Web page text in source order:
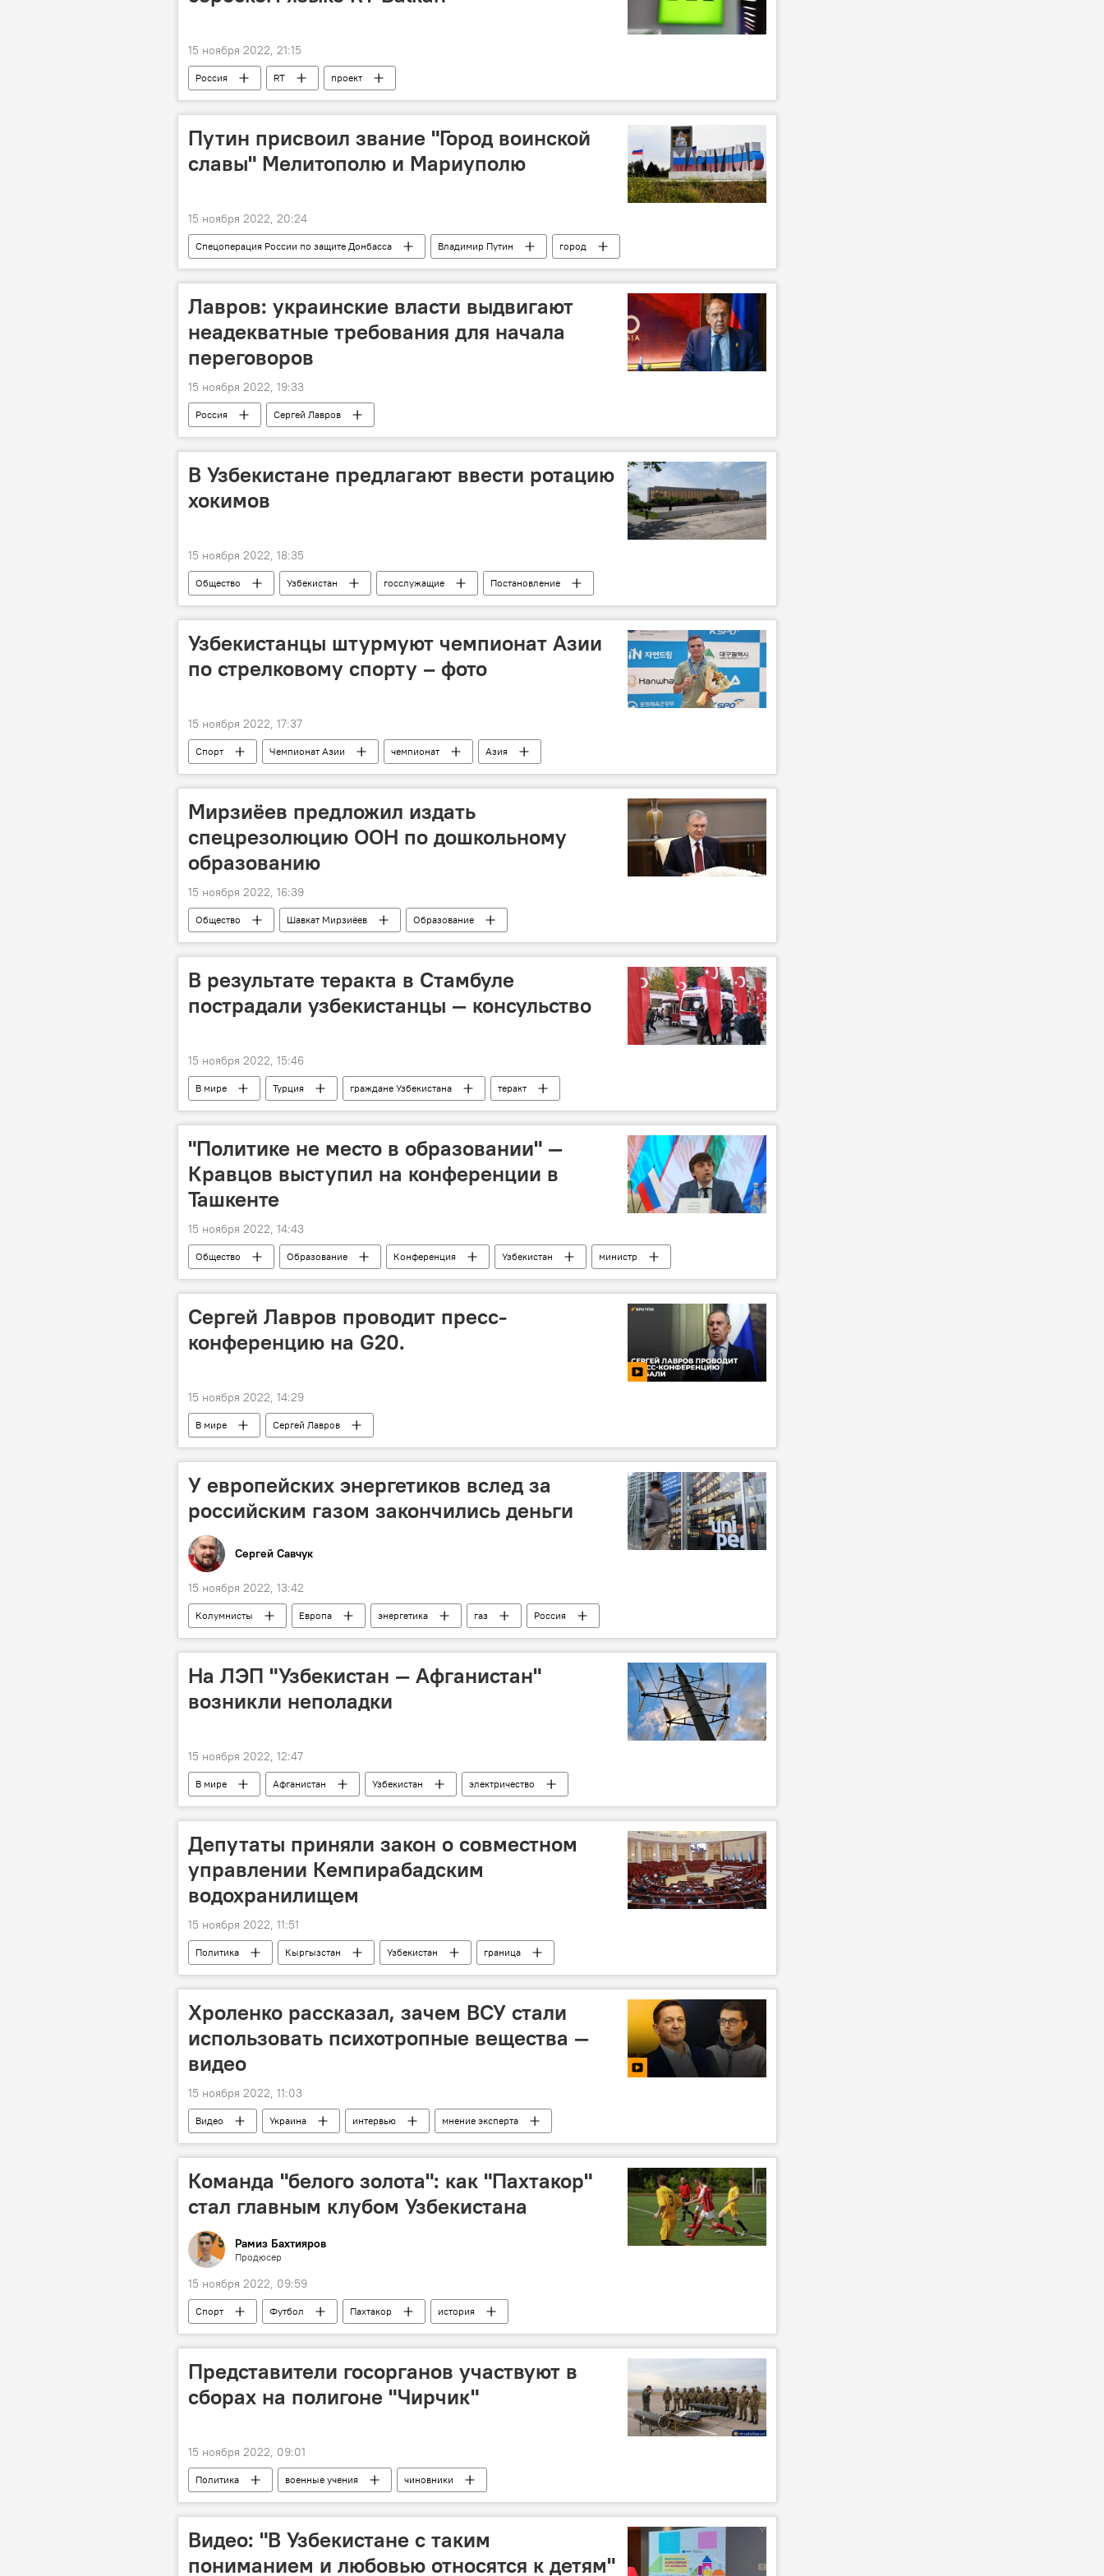
15 ноября 2022, 21:15
Россия RT проект
Путин присвоил звание "Город воинской
славы" Мелитополю и Мариуполю
15 ноября 2022, 20:24
Спецоперация России по защите Донбасса Владимир Путин город
Лавров: украинские власти выдвигают
неадекватные требования для начала
переговоров
15 ноября 2022, 19:33
Россия Сергей Лавров
В Узбекистане предлагают ввести ротацию
хокимов
15 ноября 2022, 18:35
Общество Узбекистан госслужащие Постановление
Узбекистанцы штурмуют чемпионат Азии
по стрелковому спорту – фото
15 ноября 2022, 17:37
Спорт Чемпионат Азии чемпионат Азия
Мирзиёев предложил издать
спецрезолюцию ООН по дошкольному
образованию
15 ноября 2022, 16:39
Общество Шавкат Мирзиёев Образование
В результате теракта в Стамбуле
пострадали узбекистанцы — консульство
15 ноября 2022, 15:46
В мире Турция граждане Узбекистана теракт
"Политике не место в образовании" —
Кравцов выступил на конференции в
Ташкенте
15 ноября 2022, 14:43
Общество Образование Конференция Узбекистан
министр
Россия
Сергей Лавров проводит пресс-
конференцию на G20.
15 ноября 2022, 14:29
В мире Сергей Лавров
У европейских энергетиков вслед за
российским газом закончились деньги
Сергей Савчук
15 ноября 2022, 13:42
Колумнисты Европа энергетика газ Россия
На ЛЭП "Узбекистан — Афганистан"
возникли неполадки
15 ноября 2022, 12:47
В мире Афганистан Узбекистан электричество
Депутаты приняли закон о совместном
управлении Кемпирабадским
водохранилищем
15 ноября 2022, 11:51
Политика Кыргызстан Узбекистан граница
Хроленко рассказал, зачем ВСУ стали
использовать психотропные вещества —
видео
15 ноября 2022, 11:03
Видео Украина интервью мнение эксперта
Команда "белого золота": как "Пахтакор"
стал главным клубом Узбекистана
Рамиз Бахтияров
Продюсер
15 ноября 2022, 09:59
Спорт Футбол Пахтакор история
Представители госорганов участвуют в
сборах на полигоне "Чирчик"
15 ноября 2022, 09:01
Политика военные учения чиновники
Видео: "В Узбекистане с таким
пониманием и любовью относятся к детям"